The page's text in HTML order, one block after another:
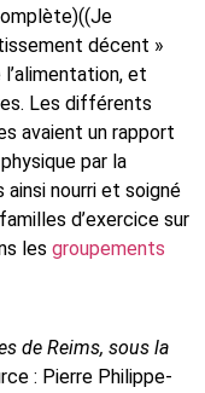
((Je
décent »
l’alimentation, et
Les différents
avaient un rapport
par la
nourri et soigné
d’exercice sur
les groupements
de Reims, sous la
: Pierre Philippe-